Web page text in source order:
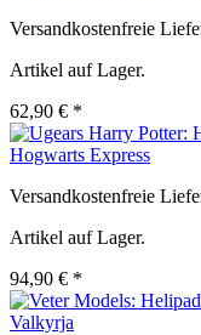
Versandkostenfreie
Artikel auf Lager.
62,90 € *
Hogwarts Express
Versandkostenfreie
Artikel auf Lager.
94,90 € *
Valkyrja